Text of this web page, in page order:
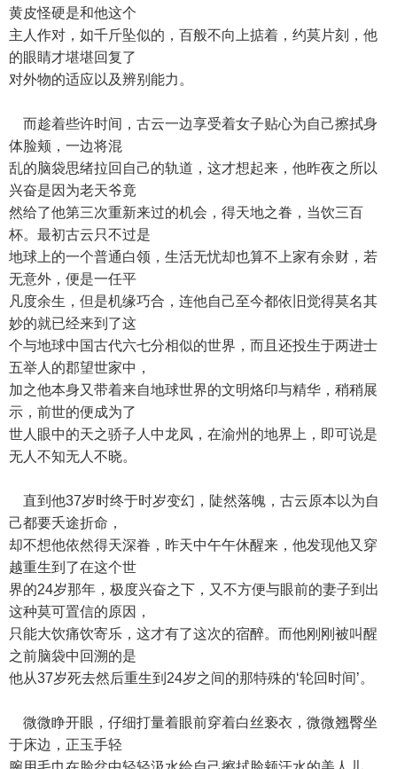
黄皮怪硬是和他这个
主人作对，如千斤坠似的，百般不向上掂着，约莫片刻，他
的眼睛才堪堪回复了
对外物的适应以及辨别能力。
而趁着些许时间，古云一边享受着女子贴心为自己擦拭身
体脸颊，一边将混
乱的脑袋思绪拉回自己的轨道，这才想起来，他昨夜之所以
兴奋是因为老天爷竟
然给了他第三次重新来过的机会，得天地之眷，当饮三百
杯。最初古云只不过是
地球上的一个普通白领，生活无忧却也算不上家有余财，若
无意外，便是一任平
凡度余生，但是机缘巧合，连他自己至今都依旧觉得莫名其
妙的就已经来到了这
个与地球中国古代六七分相似的世界，而且还投生于两进士
五举人的郡望世家中，
加之他本身又带着来自地球世界的文明烙印与精华，稍稍展
示，前世的便成为了
世人眼中的天之骄子人中龙凤，在渝州的地界上，即可说是
无人不知无人不晓。
直到他37岁时终于时岁变幻，陡然落魄，古云原本以为自
己都要夭途折命，
却不想他依然得天深眷，昨天中午午休醒来，他发现他又穿
越重生到了在这个世
界的24岁那年，极度兴奋之下，又不方便与眼前的妻子到出
这种莫可置信的原因，
只能大饮痛饮寄乐，这才有了这次的宿醉。而他刚刚被叫醒
之前脑袋中回溯的是
他从37岁死去然后重生到24岁之间的那特殊的‘轮回时间’。
微微睁开眼，仔细打量着眼前穿着白丝亵衣，微微翘臀坐
于床边，正玉手轻